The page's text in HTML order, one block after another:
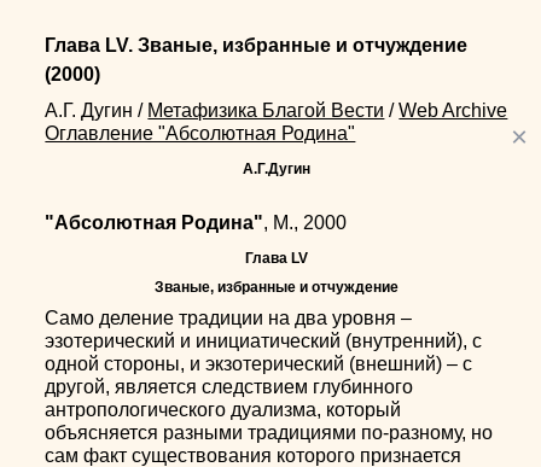
×
Глава LV. Званые, избранные и отчуждение
(2000)
А.Г. Дугин / Метафизика Благой Вести / Web Archive
Оглавление "Абсолютная Родина"
А.Г.Дугин
"Абсолютная Родина", М., 2000
Глава LV
Званые, избранные и отчуждение
Само деление традиции на два уровня –
эзотерический и инициатический (внутренний), с
одной стороны, и экзотерический (внешний) – с
другой, является следствием глубинного
антропологического дуализма, который
объясняется разными традициями по-разному, но
сам факт существования которого признается